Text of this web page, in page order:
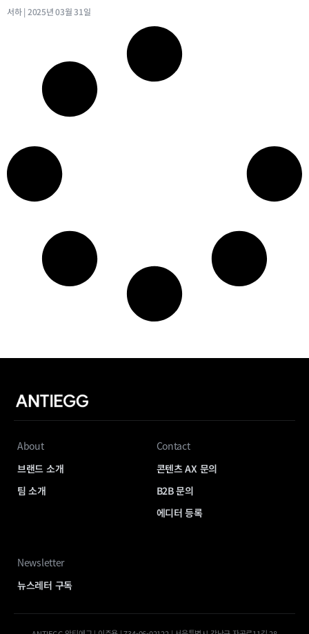
서하 2025년 03월 31일
About
브랜드 소개
팀 소개
Contact
콘텐츠 AX 문의
B2B 문의
에디터 등록
Newsletter
뉴스레터 구독